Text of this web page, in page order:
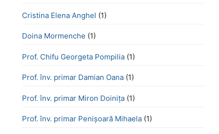
Cristina Elena Anghel (1)
Doina Mormenche (1)
Prof. Chifu Georgeta Pompilia (1)
Prof. înv. primar Damian Oana (1)
Prof. înv. primar Miron Doinița (1)
Prof. înv. primar Penișoară Mihaela (1)